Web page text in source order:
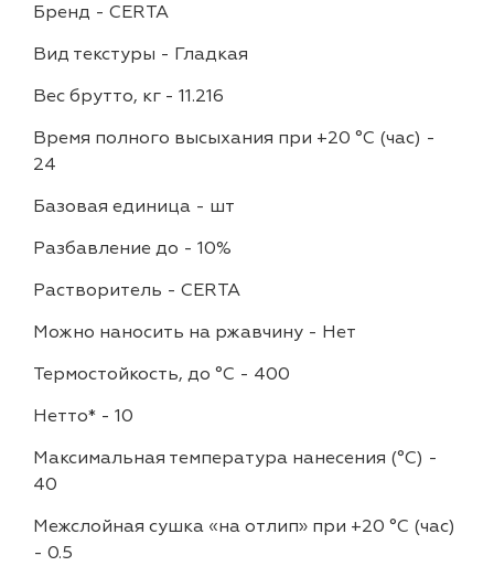
Бренд - CERTA
Вид текстуры - Гладкая
Вес брутто, кг - 11.216
Время полного высыхания при +20 °С (час) -
24
Базовая единица - шт
Разбавление до - 10%
Растворитель - CERTA
Можно наносить на ржавчину - Нет
Термостойкость, до °C - 400
Нетто* - 10
Максимальная температура нанесения (°С) -
40
Межслойная сушка «на отлип» при +20 °С (час)
- 0.5